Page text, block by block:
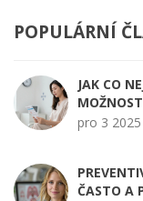
POPULÁRNÍ
JAK CO
pro 3 2025
ČASTO A